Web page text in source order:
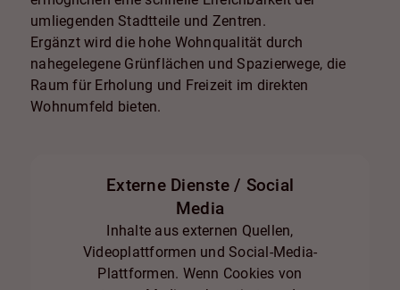
umliegenden Stadtteile und Zentren.
Ergänzt wird die hohe Wohnqualität durch
nahegelegene Grünflächen und Spazierwege, die
Raum für Erholung und Freizeit im direkten
Wohnumfeld bieten.
Externe Dienste / Social
Media
Inhalte aus externen Quellen,
Videoplattformen und Social-Media-
Plattformen. Wenn Cookies von